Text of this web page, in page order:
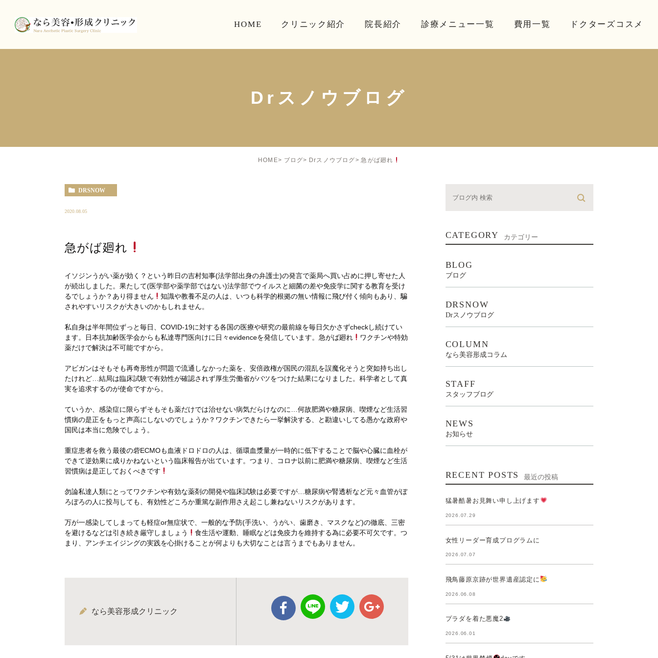
HOME クリニック紹介 院長紹介 診療メニュー一覧 費用一覧 ドクターズコスメ
Drスノウブログ
HOME ブログ Drスノウブログ 急がば廻れ
DRSNOW
2020.08.05
急がば廻れ
イソジンうがい薬が効く？という昨日の吉村知事(法学部出身の弁護士)の発言で薬局へ買い占めに押し寄せた人
が続出しました。果たして(医学部や薬学部ではない)法学部でウイルスと細菌の差や免疫学に関する教育を受け
るでしょうか？あり得ません
知識や教養不足の人は、いつも科学的根拠の無い情報に飛び付く傾向もあり、騙
されやすいリスクが大きいのかもしれません。
私自身は半年間位ずっと毎日、COVID-19に対する各国の医療や研究の最前線を毎日欠かさずcheckし続けてい
ます。日本抗加齢医学会からも私達専門医向けに日々evidenceを発信しています。急がば廻れ
ワクチンや特効
薬だけで解決は不可能ですから。
アビガンはそもそも再奇形性が問題で流通しなかった薬を、安倍政権が国民の混乱を誤魔化そうと突如持ち出し
たけれど…結局は臨床試験で有効性が確認されず厚生労働省がバツをつけた結果になりました。科学者として真
実を追求するのが使命ですから。
ていうか、感染症に限らずそもそも薬だけでは治せない病気だらけなのに…何故肥満や糖尿病、喫煙など生活習
慣病の是正をもっと声高にしないのでしょうか？ワクチンできたら一挙解決する、と勘違いしてる愚かな政府や
国民は本当に危険でしょう。
重症患者を救う最後の砦ECMOも血液ドロドロの人は、循環血漿量が一時的に低下することで脳や心臓に血栓が
できて逆効果に成りかねないという臨床報告が出ています。つまり、コロナ以前に肥満や糖尿病、喫煙など生活
習慣病は是正しておくべきです
勿論私達人類にとってワクチンや有効な薬剤の開発や臨床試験は必要ですが…糖尿病や腎透析など元々血管がぼ
ろぼろの人に投与しても、有効性どころか重篤な副作用さえ起こし兼ねないリスクがあります。
万が一感染してしまっても軽症or無症状で、一般的な予防(手洗い、うがい、歯磨き、マスクなど)の徹底、三密
を避けるなどは引き続き厳守しましょう
食生活や運動、睡眠などは免疫力を維持する為に必要不可欠です。つ
まり、アンチエイジングの実践を心掛けることが何よりも大切なことは言うまでもありません。
なら美容形成クリニック
CATEGORY カテゴリー
BLOG
ブログ
DRSNOW
Drスノウブログ
COLUMN
なら美容形成コラム
STAFF
スタッフブログ
NEWS
お知らせ
RECENT POSTS 最近の投稿
猛暑酷暑お見舞い申し上げます
2026.07.29
女性リーダー育成プログラムに
2026.07.07
飛鳥藤原京跡が世界遺産認定に
2026.06.08
プラダを着た悪魔2
2026.06.01